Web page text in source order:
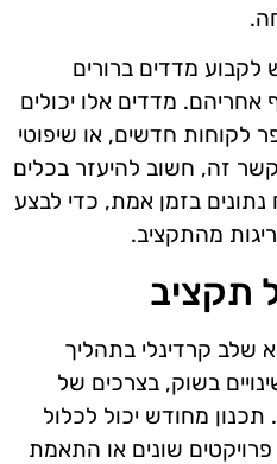
מדדים ברורים
מדדים אלו יכולים
לקוחות חדשים, או שיפוטי
זה, חשוב להיעזר בכלים
נתונים בזמן אמת, כדי לבצע
מהתקציב.
תקציב
שלב קרדינלי בתהליך
בשוק, בצרכים של
מחודש יכול לכלול
שונים או התאמת